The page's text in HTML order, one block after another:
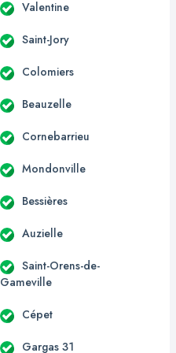
Valentine
Saint-Jory
Colomiers
Beauzelle
Cornebarrieu
Mondonville
Bessières
Auzielle
Saint-Orens-de-
Gameville
Cépet
Gargas 31